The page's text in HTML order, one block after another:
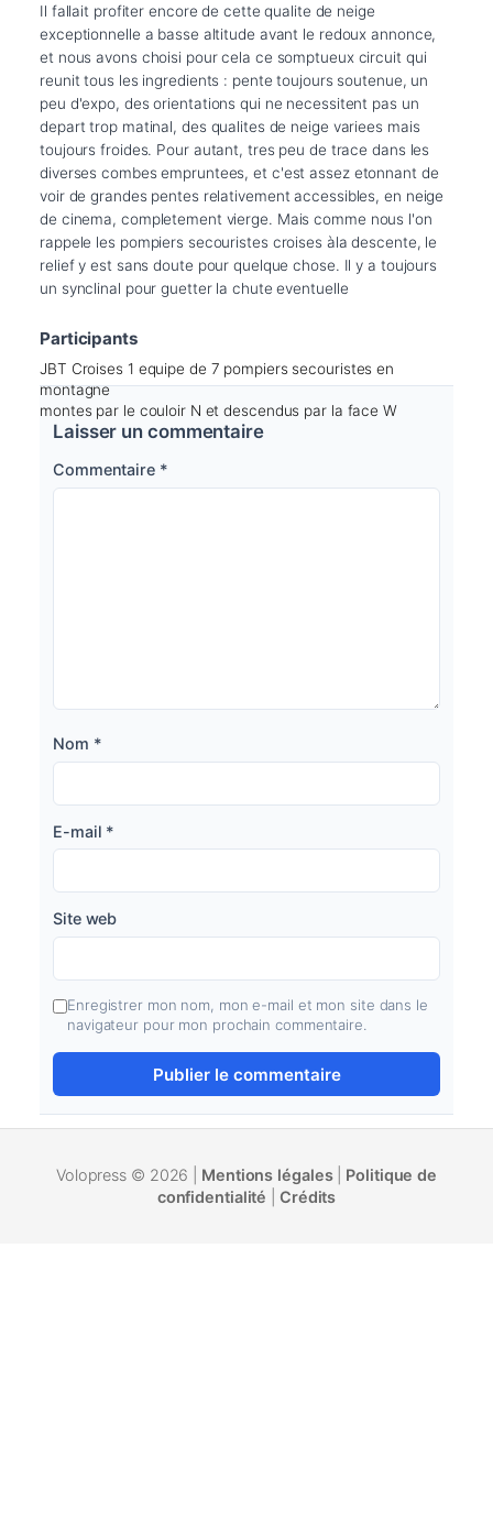
Il fallait profiter encore de cette qualite de neige
exceptionnelle a basse altitude avant le redoux annonce,
et nous avons choisi pour cela ce somptueux circuit qui
reunit tous les ingredients : pente toujours soutenue, un
peu d'expo, des orientations qui ne necessitent pas un
depart trop matinal, des qualites de neige variees mais
toujours froides. Pour autant, tres peu de trace dans les
diverses combes empruntees, et c'est assez etonnant de
voir de grandes pentes relativement accessibles, en neige
de cinema, completement vierge. Mais comme nous l'on
rappele les pompiers secouristes croises àla descente, le
relief y est sans doute pour quelque chose. Il y a toujours
un synclinal pour guetter la chute eventuelle
Participants
JBT Croises 1 equipe de 7 pompiers secouristes en
montagne
montes par le couloir N et descendus par la face W
Laisser un commentaire
Commentaire *
Nom *
E-mail *
Site web
Enregistrer mon nom, mon e-mail et mon site dans le
navigateur pour mon prochain commentaire.
Volopress © 2026 | Mentions légales| Politique de
confidentialité
Crédits